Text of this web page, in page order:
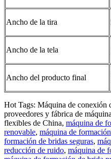
Ancho de la tira
Ancho de la tela
Ancho del producto final
Hot Tags: Máquina de conexión
proveedores y fábrica de
flexibles de China, máquina de
renovable, máquina de
formación de bridas seguras,
reducción de ruido, máquina de